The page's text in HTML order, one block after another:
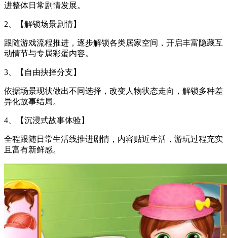
进整体日常剧情发展。
2、【解锁场景剧情】
跟随游戏流程推进，逐步解锁各类居家空间，开启丰富隐藏互
动情节与专属彩蛋内容。
3、【自由抉择分支】
依据场景现状做出不同选择，改变人物状态走向，解锁多种差
异化故事结局。
4、【沉浸式故事体验】
全程跟随日常生活线推进剧情，内容贴近生活，游玩过程充实
且富有新鲜感。